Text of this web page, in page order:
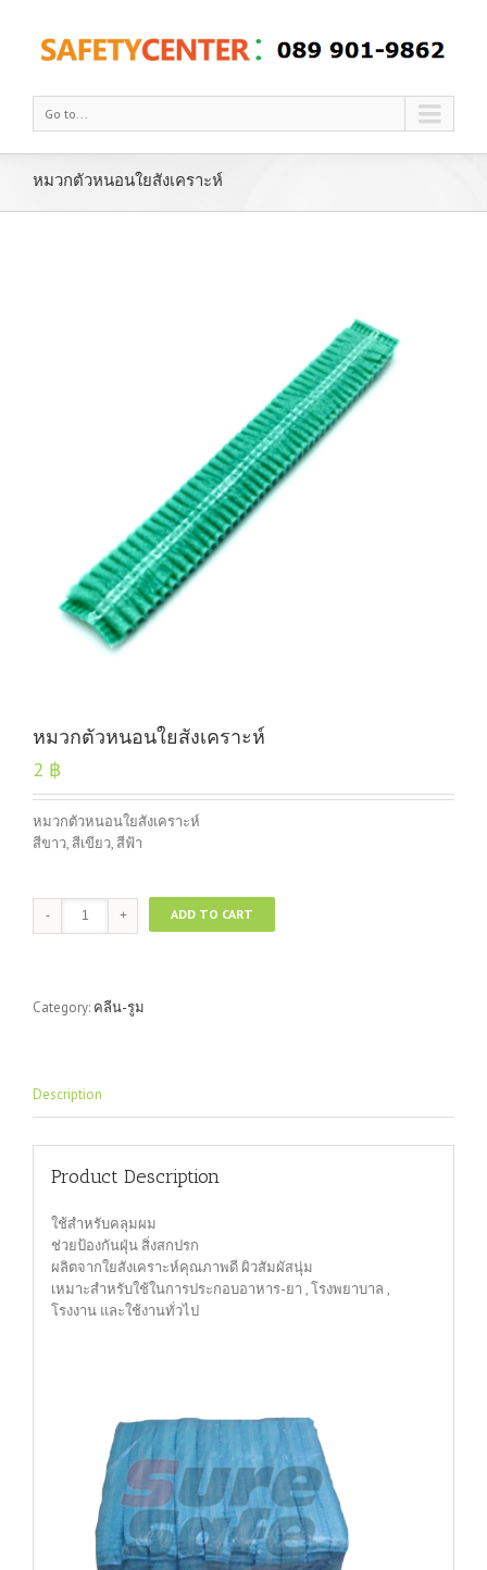
Go to...
หมวกตัวหนอนใยสังเคราะห์
หมวกตัวหนอนใยสังเคราะห์
2 ฿
หมวกตัวหนอนใยสังเคราะห์
สีขาว, สีเขียว, สีฟ้า
หมวก
ตัว
สังเคราะห์
quantity
ADD TO CART
Category: คลีน-รูม
Description
Product Description
ใช้สำหรับคลุมผม
ช่วยป้องกันฝุ่น สิ่งสกปรก
ผลิตจากใยสังเคราะห์คุณภาพดี ผิวสัมผัสนุ่ม
เหมาะสำหรับใช้ในการประกอบอาหาร-ยา , โรงพยาบาล ,
โรงงาน และใช้งานทั่วไป